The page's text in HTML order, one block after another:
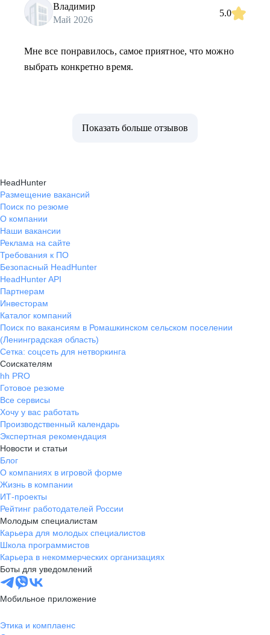
Владимир
Май 2026
5.0
Мне все понравилось, самое приятное, что можно
выбрать конкретно время.
Показать больше отзывов
HeadHunter
Размещение вакансий
Поиск по резюме
О компании
Наши вакансии
Реклама на сайте
Требования к ПО
Безопасный HeadHunter
HeadHunter API
Партнерам
Инвесторам
Каталог компаний
Поиск по вакансиям в Ромашкинском сельском поселении
(Ленинградская область)
Сетка: соцсеть для нетворкинга
Соискателям
hh PRO
Готовое резюме
Все сервисы
Хочу у вас работать
Производственный календарь
Экспертная рекомендация
Новости и статьи
Блог
О компаниях в игровой форме
Жизнь в компании
ИТ-проекты
Рейтинг работодателей России
Молодым специалистам
Карьера для молодых специалистов
Школа программистов
Карьера в некоммерческих организациях
Боты для уведомлений
Мобильное приложение
Этика и комплаенс